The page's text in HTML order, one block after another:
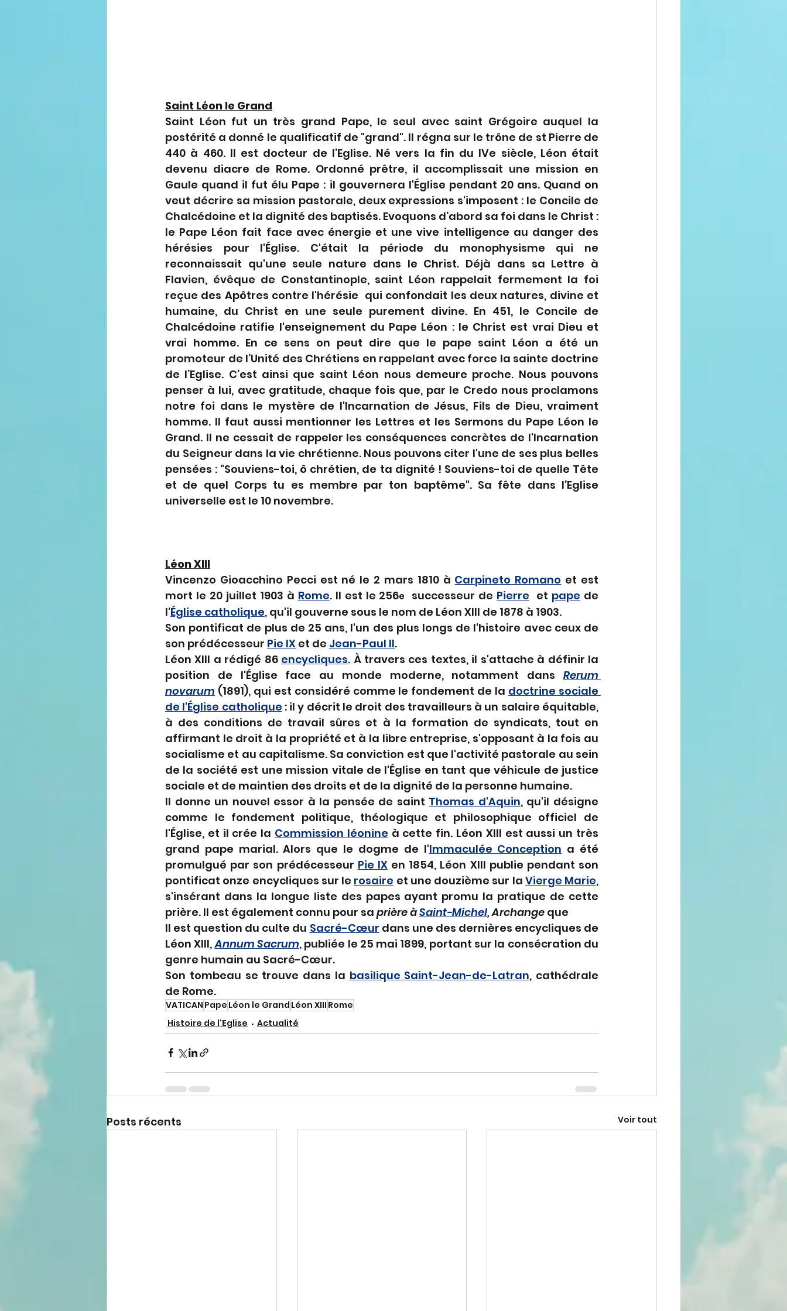
Saint Léon le Grand
Saint Léon fut un très grand Pape, le seul avec saint Grégoire auquel la
postérité a donné le qualificatif de "grand". Il régna sur le trône de st Pierre de
440 à 460. Il est docteur de l’Eglise. Né vers la fin du IVe siècle, Léon était
devenu diacre de Rome. Ordonné prêtre, il accomplissait une mission en
Gaule quand il fut élu Pape : il gouvernera l'Église pendant 20 ans. Quand on
veut décrire sa mission pastorale, deux expressions s'imposent : le Concile de
Chalcédoine et la dignité des baptisés. Evoquons d’abord sa foi dans le Christ :
le Pape Léon fait face avec énergie et une vive intelligence au danger des
hérésies pour l'Église. C'était la période du monophysisme qui ne
reconnaissait qu'une seule nature dans le Christ. Déjà dans sa Lettre à
Flavien, évêque de Constantinople, saint Léon rappelait fermement la foi
reçue des Apôtres contre l'hérésie  qui confondait les deux natures, divine et
humaine, du Christ en une seule purement divine. En 451, le Concile de
Chalcédoine ratifie l'enseignement du Pape Léon : le Christ est vrai Dieu et
vrai homme. En ce sens on peut dire que le pape saint Léon a été un
promoteur de l’Unité des Chrétiens en rappelant avec force la sainte doctrine
de l’Eglise. C’est ainsi que saint Léon nous demeure proche. Nous pouvons
penser à lui, avec gratitude, chaque fois que, par le Credo nous proclamons
notre foi dans le mystère de l'Incarnation de Jésus, Fils de Dieu, vraiment
homme. Il faut aussi mentionner les Lettres et les Sermons du Pape Léon le
Grand. Il ne cessait de rappeler les conséquences concrètes de l'Incarnation
du Seigneur dans la vie chrétienne. Nous pouvons citer l'une de ses plus belles
pensées : "Souviens-toi, ô chrétien, de ta dignité ! Souviens-toi de quelle Tête
et de quel Corps tu es membre par ton baptême". Sa fête dans l’Eglise
universelle est le 10 novembre.
Léon XIII
Vincenzo Gioacchino Pecci est né le 2 mars 1810 à Carpineto Romano et est
mort le 20 juillet 1903 à Rome. Il est le 256e successeur de Pierre et pape de
l'Église catholique, qu'il gouverne sous le nom de Léon XIII de 1878 à 1903.
Son pontificat de plus de 25 ans, l'un des plus longs de l'histoire avec ceux de
son prédécesseur Pie IX et de Jean-Paul II.
Léon XIII a rédigé 86 encycliques. À travers ces textes, il s'attache à définir la
position de l'Église face au monde moderne, notamment dans Rerum
novarum (1891), qui est considéré comme le fondement de la doctrine sociale
de l'Église catholique : il y décrit le droit des travailleurs à un salaire équitable,
à des conditions de travail sûres et à la formation de syndicats, tout en
affirmant le droit à la propriété et à la libre entreprise, s'opposant à la fois au
socialisme et au capitalisme. Sa conviction est que l'activité pastorale au sein
de la société est une mission vitale de l'Église en tant que véhicule de justice
sociale et de maintien des droits et de la dignité de la personne humaine.
Il donne un nouvel essor à la pensée de saint Thomas d'Aquin, qu'il désigne
comme le fondement politique, théologique et philosophique officiel de
l'Église, et il crée la Commission léonine à cette fin. Léon XIII est aussi un très
grand pape marial. Alors que le dogme de l'Immaculée Conception a été
promulgué par son prédécesseur Pie IX en 1854, Léon XIII publie pendant son
pontificat onze encycliques sur le rosaire et une douzième sur la Vierge Marie,
s'insérant dans la longue liste des papes ayant promu la pratique de cette
prière. Il est également connu pour sa prière à Saint-Michel, Archange que
Il est question du culte du Sacré-Cœur dans une des dernières encycliques de
Léon XIII, Annum Sacrum, publiée le 25 mai 1899, portant sur la consécration du
genre humain au Sacré-Cœur.
Son tombeau se trouve dans la basilique Saint-Jean-de-Latran, cathédrale
de Rome.
VATICAN Pape Léon le Grand Léon XIII Rome
Histoire de l'Eglise
Actualité
Posts récents Voir tout